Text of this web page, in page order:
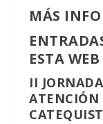
MÁS INFO
ESTA WEB
II
ATENCIÓN